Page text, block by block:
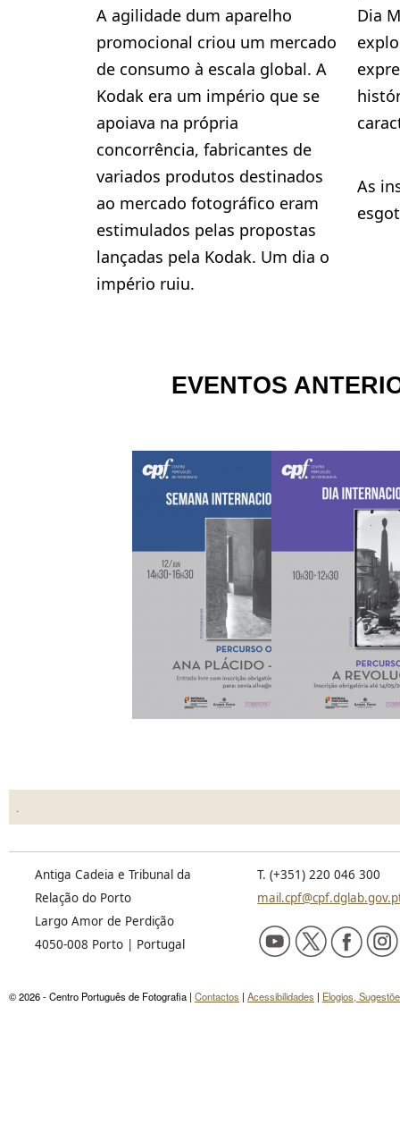
A agilidade dum aparelho
promocional criou um mercado
de consumo à escala global. A
Kodak era um império que se
apoiava na própria
concorrência, fabricantes de
variados produtos destinados
ao mercado fotográfico eram
estimulados pelas propostas
lançadas pela Kodak. Um dia o
império ruiu.
Dia
As
EVENTOS
.
Antiga Cadeia e Tribunal da
Relação do Porto
Largo Amor de Perdição
4050-008 Porto | Portugal
T. (+351) 220 046 300
© 2026 - Centro Português de Fotografia | Contactos | Acessibilidades | Elogios,